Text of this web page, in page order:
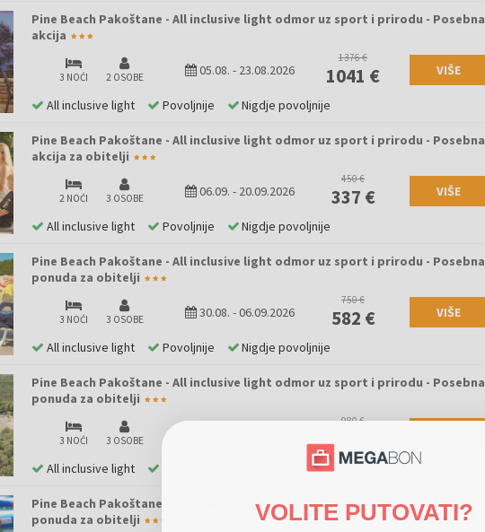
Pine Beach Pakoštane - All inclusive light odmor uz sport i prirodu - Posebna
akcija
3 NOĆI 2 OSOBE 05.08. - 23.08.2026
1376 €
1041 € VIŠE
All inclusive light Povoljnije Nigdje povoljnije
Pine Beach Pakoštane - All inclusive light odmor uz sport i prirodu - Posebna
akcija za obitelji
2 NOĆI 3 OSOBE 06.09. - 20.09.2026
450 €
337 € VIŠE
All inclusive light Povoljnije Nigdje povoljnije
Pine Beach Pakoštane - All inclusive light odmor uz sport i prirodu - Posebna
ponuda za obitelji
3 NOĆI 3 OSOBE 30.08. -06.09.2026
750 €
582 € VIŠE
All inclusive light Povoljnije Nigdje povoljnije
Pine Beach Pakoštane - All inclusive light odmor uz sport i prirodu - Posebna
ponuda za obitelji
3 NOĆI 3 OSOBE
980 €
726 €
All inclusive light Nigdje povoljnije
Pine Beach Pakoštane - All inclusive light odmor uz sport i prirodu - Posebna
ponuda za obitelji
VOLITE PUTOVATI?